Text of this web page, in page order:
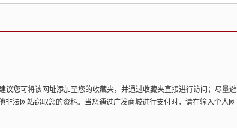
议您可将该网址添加至您的收藏夹，并通过收藏夹直接进行访问；尽量避
法网站窃取您的资料。当您通过广发商城进行支付时，请在输入个人网